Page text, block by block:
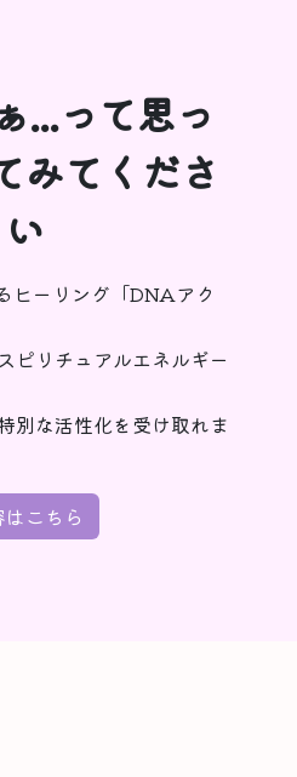
...って思っ
みてくださ
い
ヒーリング「DNAアク
ピリチュアルエネルギー
別な活性化を受け取れま
はこちら